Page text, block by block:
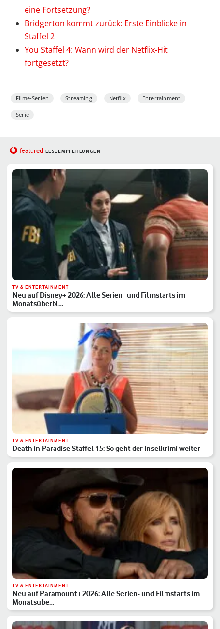
eine Fortsetzung?
Bridgerton kommt zurück: Erste Einblicke in
Staffel 2
You Staffel 4: Wann wird der Netflix-Hit
fortgesetzt?
Filme-Serien Streaming Netflix Entertainment
Serie
featured LESEEMPFEHLUNGEN
TV & ENTERTAINMENT
Neu auf Disney+ 2026: Alle Serien- und Filmstarts im
Monatsüberbl…
TV & ENTERTAINMENT
Death in Paradise Staffel 15: So geht der Inselkrimi weiter
TV & ENTERTAINMENT
Neu auf Paramount+ 2026: Alle Serien- und Filmstarts im
Monatsübe…